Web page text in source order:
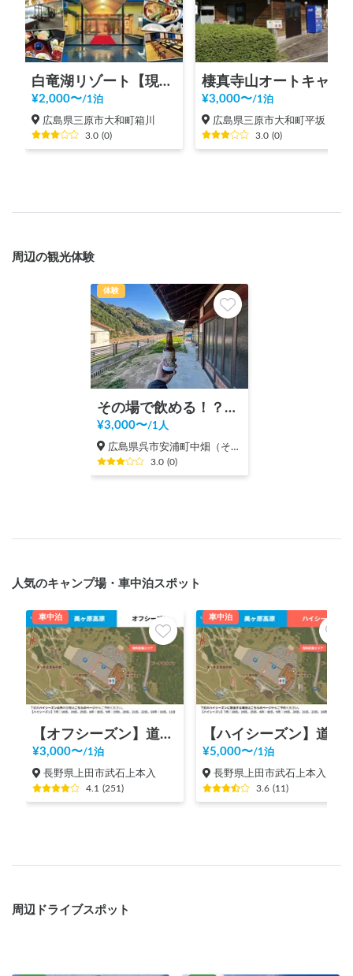
白竜湖リゾート【現在予約不可】
¥2,000〜/1泊
広島県三原市大和町箱川
3.0 (0)
¥3,000〜/1泊
広島県三原市大和町平坂
3.0 (0)
周辺の観光体験
体験
その場で飲める！？クラフトビールのブルワリー見学！
¥3,000〜/1人
広島県呉市安浦町中畑（その他）
3.0 (0)
人気のキャンプ場・車中泊スポット
車中泊
【オフシーズン】道の駅 美ヶ原高原
¥3,000〜/1泊
長野県上田市武石上本入
4.1 (251)
車中泊
¥5,000〜/1泊
長野県上田市武石上本入
3.6 (11)
周辺ドライブスポット